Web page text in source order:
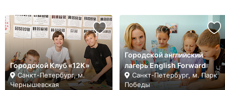
Городской Клуб «12К»
Санкт-Петербург, м.
Чернышевская
Городской английский
лагерь English Forward
Санкт-Петербург, м. Парк
Победы